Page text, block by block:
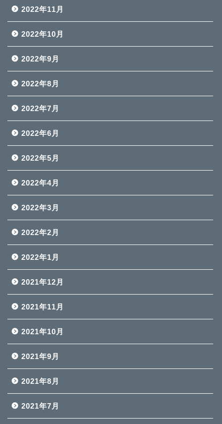
2022年11月
2022年10月
2022年9月
2022年8月
2022年7月
2022年6月
2022年5月
2022年4月
2022年3月
2022年2月
2022年1月
2021年12月
2021年11月
2021年10月
2021年9月
2021年8月
2021年7月